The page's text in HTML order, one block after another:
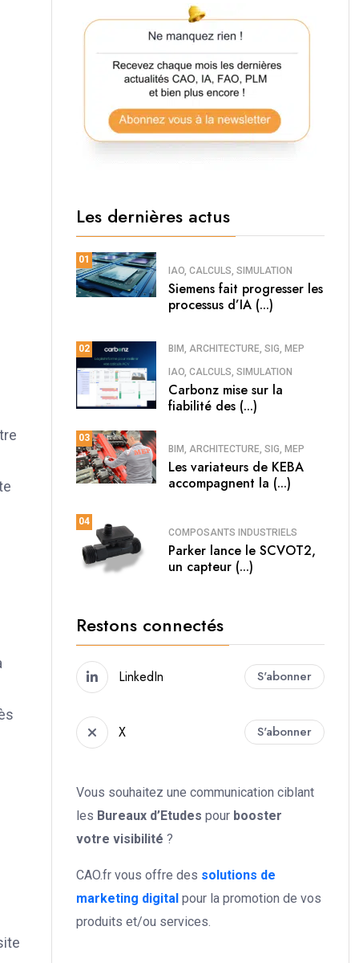
Les dernières actus
01
IAO, CALCULS, SIMULATION
Siemens fait progresser les
processus d’IA (...)
02 BIM, ARCHITECTURE, SIG, MEP
IAO, CALCULS, SIMULATION
Carbonz mise sur la
fiabilité des (...)
03
BIM, ARCHITECTURE, SIG, MEP
Les variateurs de KEBA
accompagnent la (...)
04
COMPOSANTS INDUSTRIELS
Parker lance le SCVOT2,
un capteur (...)
Restons connectés
LinkedIn S'abonner
X S'abonner
Vous souhaitez une communication ciblant
les Bureaux d’Etudes pour booster
votre visibilité ?
CAO.fr vous offre des solutions de
marketing digital pour la promotion de vos
produits et/ou services.